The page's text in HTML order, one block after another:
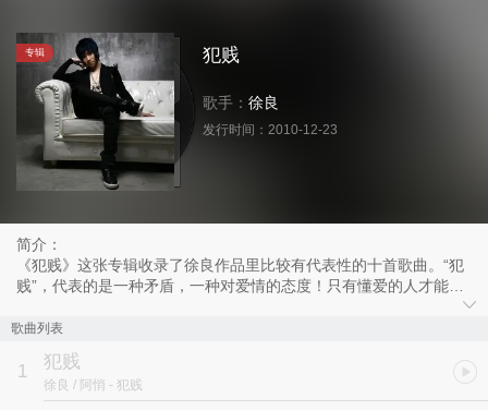
专辑 犯贱
歌手： 徐良
发行时间： 2010-12-23
简介：
《犯贱》这张专辑收录了徐良作品里比较有代表性的十首歌曲。“犯
贱”，代表的是一种矛盾，一种对爱情的态度！只有懂爱的人才能明
白它的含义。专辑的每首歌曲，都透露着复杂的情感，不同的人听，
会有不同的感觉，就像《犯贱》、《红装》、《和平分手》等，歌曲
情？现在，请带上你的耳机，细细体会隐藏在华丽乐章下的只属于你
的心情！
歌曲列表
1 犯贱
徐良 / 阿悄 - 犯贱